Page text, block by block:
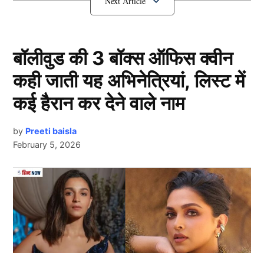
गया है। उन्होंने अपनी सारी कमाई दान करना का ऐलान करके
विस्तार से जानकारी देते हैं।
अपनी सारी कमाई दान करेंगे Rishabh
Pant
Next Article
बॉलीवुड की 3 बॉक्स ऑफिस क्वीन
कही जाती यह अभिनेत्रियां, लिस्ट में
कई हैरान कर देने वाले नाम
by Preeti baisla
February 5, 2026